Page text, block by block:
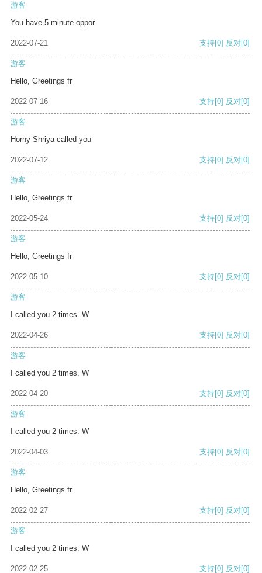
游客
You have 5 minute oppor
2022-07-21 支持[0] 反对[0]
游客
Hello, Greetings fr
2022-07-16 支持[0] 反对[0]
游客
Horny Shriya called you
2022-07-12 支持[0] 反对[0]
游客
Hello, Greetings fr
2022-05-24 支持[0] 反对[0]
游客
Hello, Greetings fr
2022-05-10 支持[0] 反对[0]
游客
I called you 2 times. W
2022-04-26 支持[0] 反对[0]
游客
I called you 2 times. W
2022-04-20 支持[0] 反对[0]
游客
I called you 2 times. W
2022-04-03 支持[0] 反对[0]
游客
Hello, Greetings fr
2022-02-27 支持[0] 反对[0]
游客
I called you 2 times. W
2022-02-25 支持[0] 反对[0]